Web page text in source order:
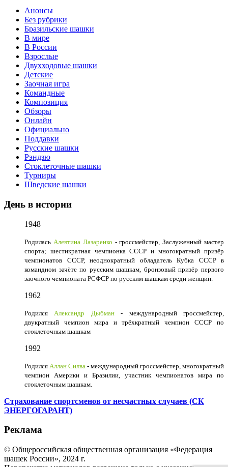
Анонсы
Без рубрики
Бразильские шашки
В мире
В России
Взрослые
Двухходовые шашки
Детские
Заочная игра
Командные
Композиция
Обзоры
Онлайн
Официально
Поддавки
Русские шашки
Рэндзю
Стоклеточные шашки
Турниры
Шведские шашки
День в истории
1948
Родилась Алевтина Лазаренко - гроссмейстер, Заслуженный мастер
спорта; шестикратная чемпионка СССР и многократный призёр
чемпионатов СССР, неоднократный обладатель Кубка СССР в
командном зачёте по русским шашкам, бронзовый призёр первого
заочного чемпионата РСФСР по русским шашкам среди женщин.
1962
Родился Александр Дыбман- международный гроссмейстер,
двукратный чемпион мира и трёхкратный чемпион СССР по
стоклеточным шашкам
1992
Родился Аллан Силва - международный гроссмейстер, многократный
чемпион Америки и Бразилии, участник чемпионатов мира по
стоклеточным шашкам.
Страхование спортсменов от несчастных случаев (СК
ЭНЕРГОГАРАНТ)
Реклама
© Общероссийская общественная организация «Федерация
шашек России», 2024 г.